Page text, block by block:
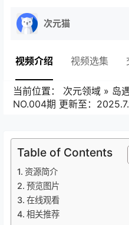
次元猫
视频介绍 视频选集
当前位置： 次元领域 » 岛
NO.004期 更新至：
Table of Contents
资源简介
预览图片
在线观看
相关推荐